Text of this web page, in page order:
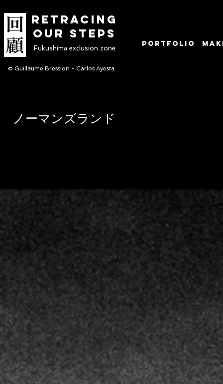
RETRACINg
OUR STEPS
Fukushima exclusion zone
© Guillaume Bression - Carlos Ayesta
Portfolio
ノーマンズランド